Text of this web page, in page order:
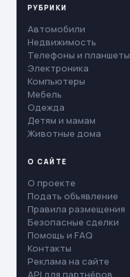
РУБРИКИ
Автомобили
Недвижимость
Телефоны и планшеты
Электроника
Компьютеры
Мебель
Одежда
Детям и мамам
Животные дома
О САЙТЕ
О проекте
Подать объявление
Правила размещения
Безопасные сделки
Помощь и FAQ
Контакты
Реклама на сайте
API для партнёров